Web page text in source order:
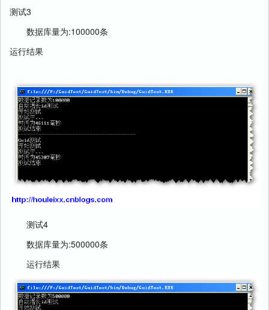
测试3
数据库量为:100000条
运行结果
测试4
数据库量为:500000条
运行结果